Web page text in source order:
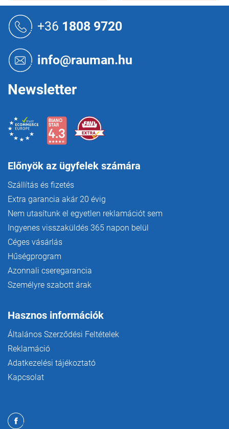
+36 1808 9720
info@rauman.hu
Newsletter
Előnyök az ügyfelek számára
Szállítás és fizetés
Extra garancia akár 20 évig
Nem utasítunk el egyetlen reklamációt sem
Ingyenes visszaküldés 365 napon belül
Céges vásárlás
Hűségprogram
Azonnali cseregarancia
Személyre szabott árak
Hasznos információk
Általános Szerződési Feltételek
Reklamáció
Adatkezelési tájékoztató
Kapcsolat